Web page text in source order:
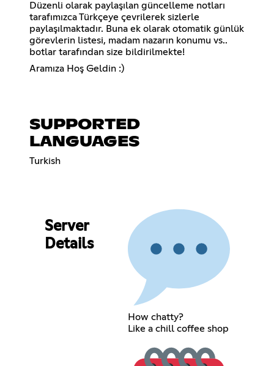
Düzenli olarak paylaşılan güncelleme notları
tarafımızca Türkçeye çevrilerek sizlerle
paylaşılmaktadır. Buna ek olarak otomatik günlük
görevlerin listesi, madam nazarın konumu vs..
botlar tarafından size bildirilmekte!
Aramıza Hoş Geldin :)
SUPPORTED
LANGUAGES
Turkish
Server
Details
How chatty?
Like a chill coffee shop